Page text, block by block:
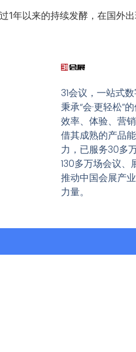
1年以来的持续发酵，在国外
31会议，一站式
秉承“会·更轻松”
效率、体验、营
借其成熟的产品
力，已服务30多
130多万场会议、
推动中国会展产
力量。